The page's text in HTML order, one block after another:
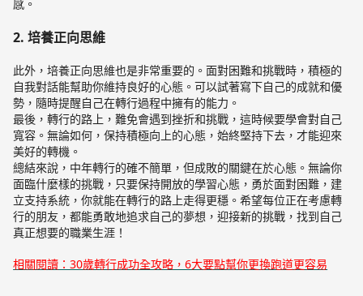
感。
2. 培養正向思維
此外，培養正向思維也是非常重要的。面對困難和挑戰時，積極的
自我對話能幫助你維持良好的心態。可以試著寫下自己的成就和優
勢，隨時提醒自己在轉行過程中擁有的能力。
最後，轉行的路上，難免會遇到挫折和挑戰，這時候要學會對自己
寬容。無論如何，保持積極向上的心態，始終堅持下去，才能迎來
美好的轉機。
總結來說，中年轉行的確不簡單，但成敗的關鍵在於心態。無論你
面臨什麼樣的挑戰，只要保持開放的學習心態，勇於面對困難，建
立支持系統，你就能在轉行的路上走得更穩。希望每位正在考慮轉
行的朋友，都能勇敢地追求自己的夢想，迎接新的挑戰，找到自己
真正想要的職業生涯！
相關閱讀：30歲轉行成功全攻略，6大要點幫你更換跑道更容易